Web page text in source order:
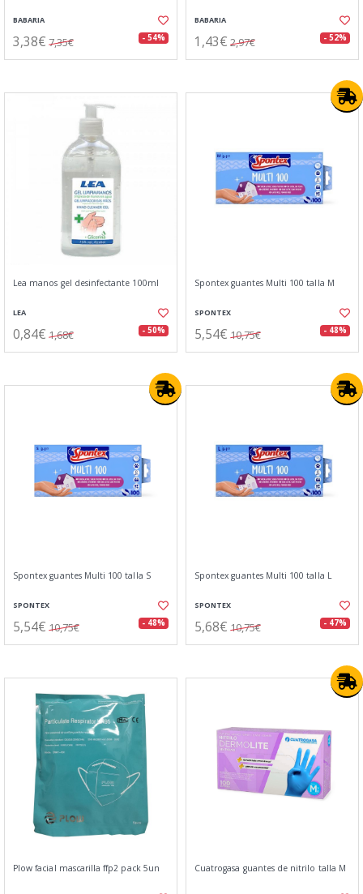
BABARIA
3,38€ 7,35€ - 54%
BABARIA
1,43€ 2,97€ - 52%
Lea manos gel desinfectante 100ml
LEA
0,84€ 1,68€ - 50%
Spontex guantes Multi 100 talla M
SPONTEX
5,54€ 10,75€ - 48%
Spontex guantes Multi 100 talla S
SPONTEX
5,54€ 10,75€ - 48%
Spontex guantes Multi 100 talla L
SPONTEX
5,68€ 10,75€ - 47%
Plow facial mascarilla ffp2 pack 5un Cuatrogasa guantes de nitrilo talla M